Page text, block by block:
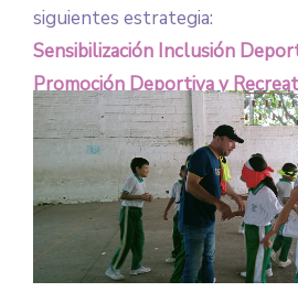
siguientes estrategia:
Sensibilización Inclusión
Promoción Deportiva y
Comunitarios